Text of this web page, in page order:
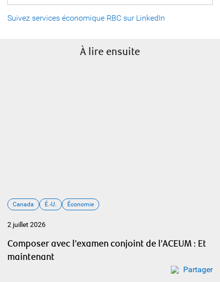
Suivez services économique RBC sur LinkedIn
À lire ensuite
Canada É.-U. Économie
2 juillet 2026
Composer avec l’examen conjoint de l’ACEUM : Et
maintenant
Partager